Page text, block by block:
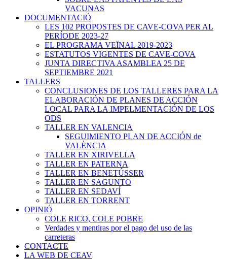
VACUNAS
DOCUMENTACIÓ
LES 102 PROPOSTES DE CAVE-COVA PER AL
PERÍODE 2023-27
EL PROGRAMA VEÏNAL 2019-2023
ESTATUTOS VIGENTES DE CAVE-COVA
JUNTA DIRECTIVA ASAMBLEA 25 DE
SEPTIEMBRE 2021
TALLERS
CONCLUSIONES DE LOS TALLERES PARA LA
ELABORACIÓN DE PLANES DE ACCIÓN
LOCAL PARA LA IMPELMENTACIÓN DE LOS
ODS
TALLER EN VALENCIA
SEGUIMIENTO PLAN DE ACCIÓN de
VALÈNCIA
TALLER EN XIRIVELLA
TALLER EN PATERNA
TALLER EN BENETÚSSER
TALLER EN SAGUNTO
TALLER EN SEDAVÍ
TALLER EN TORRENT
OPINIÓ
COLE RICO, COLE POBRE
Verdades y mentiras por el pago del uso de las
carreteras
CONTACTE
LA WEB DE CEAV